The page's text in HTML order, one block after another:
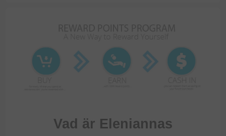
Vad är Eleniannas